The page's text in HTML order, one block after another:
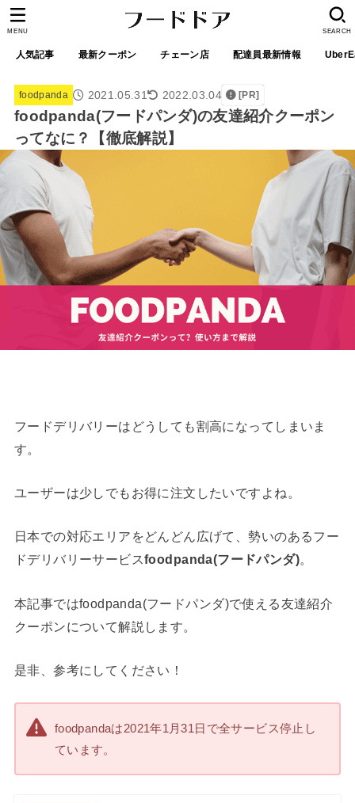
人気記事 最新クーポン チェーン店 配達員最新情報
SEARCH
MENU
foodpanda 2021.05.31 2022.03.04 [PR]
foodpanda(フードパンダ)の友達紹介クーポン
ってなに？【徹底解説】
フードデリバリーはどうしても割高になってしまいま
す。
ユーザーは少しでもお得に注文したいですよね。
日本での対応エリアをどんどん広げて、勢いのあるフー
ドデリバリーサービスfoodpanda(フードパンダ)。
本記事ではfoodpanda(フードパンダ)で使える友達紹介
クーポンについて解説します。
是非、参考にしてください！
foodpandaは2021年1月31日で全サービス停止し
ています。